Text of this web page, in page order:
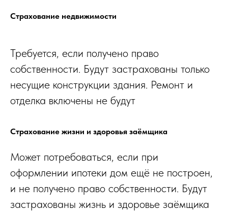
Страхование недвижимости
Требуется, если получено право
собственности. Будут застрахованы только
несущие конструкции здания. Ремонт и
отделка включены не будут
Страхование жизни и здоровья заёмщика
Может потребоваться, если при
оформлении ипотеки дом ещё не построен,
и не получено право собственности. Будут
застрахованы жизнь и здоровье заёмщика